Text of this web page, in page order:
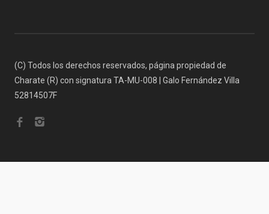
(C) Todos los derechos reservados, página propiedad de
Charate (R) con signatura TA-MU-008 | Galo Fernández Villa
52814507F